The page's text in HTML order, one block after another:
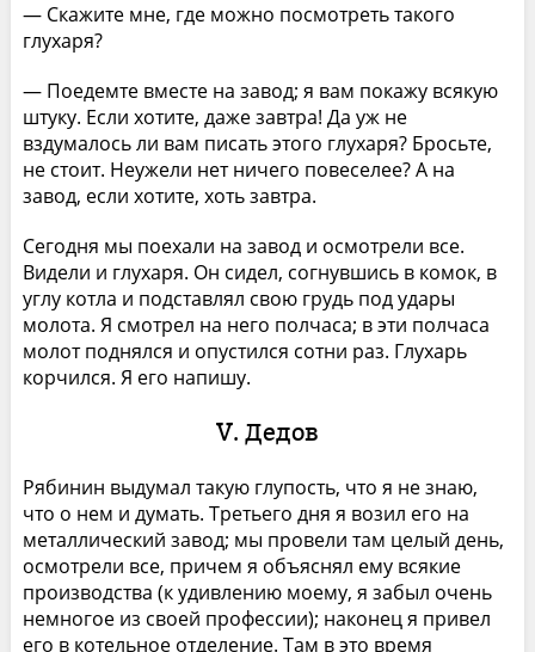
— Скажите мне, где можно посмотреть такого
глухаря?
— Поедемте вместе на завод; я вам покажу всякую
штуку. Если хотите, даже завтра! Да уж не
вздумалось ли вам писать этого глухаря? Бросьте,
не стоит. Неужели нет ничего повеселее? А на
завод, если хотите, хоть завтра.
Сегодня мы поехали на завод и осмотрели все.
Видели и глухаря. Он сидел, согнувшись в комок, в
углу котла и подставлял свою грудь под удары
молота. Я смотрел на него полчаса; в эти полчаса
молот поднялся и опустился сотни раз. Глухарь
корчился. Я его напишу.
V. Дедов
Рябинин выдумал такую глупость, что я не знаю,
что о нем и думать. Третьего дня я возил его на
металлический завод; мы провели там целый день,
осмотрели все, причем я объяснял ему всякие
производства (к удивлению моему, я забыл очень
немногое из своей профессии); наконец я привел
его в котельное отделение. Там в это время